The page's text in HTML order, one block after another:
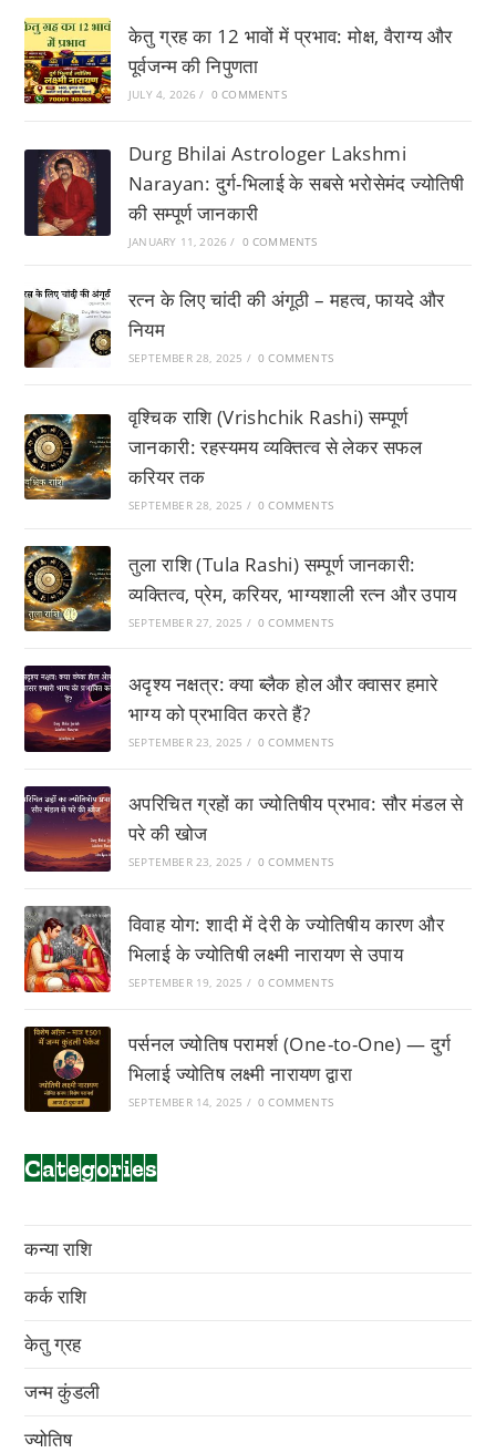
केतु ग्रह का 12 भावों में प्रभाव: मोक्ष, वैराग्य और
पूर्वजन्म की निपुणता
JULY 4, 2026 / 0 COMMENTS
Durg Bhilai Astrologer Lakshmi
Narayan: दुर्ग-भिलाई के सबसे भरोसेमंद ज्योतिषी
की सम्पूर्ण जानकारी
JANUARY 11, 2026 / 0 COMMENTS
रत्न के लिए चांदी की अंगूठी – महत्व, फायदे और
नियम
SEPTEMBER 28, 2025 / 0 COMMENTS
वृश्चिक राशि (Vrishchik Rashi) सम्पूर्ण
जानकारी: रहस्यमय व्यक्तित्व से लेकर सफल
करियर तक
SEPTEMBER 28, 2025 / 0 COMMENTS
तुला राशि (Tula Rashi) सम्पूर्ण जानकारी:
व्यक्तित्व, प्रेम, करियर, भाग्यशाली रत्न और उपाय
SEPTEMBER 27, 2025 / 0 COMMENTS
अदृश्य नक्षत्र: क्या ब्लैक होल और क्वासर हमारे
भाग्य को प्रभावित करते हैं?
SEPTEMBER 23, 2025 / 0 COMMENTS
अपरिचित ग्रहों का ज्योतिषीय प्रभाव: सौर मंडल से
परे की खोज
SEPTEMBER 23, 2025 / 0 COMMENTS
विवाह योग: शादी में देरी के ज्योतिषीय कारण और
भिलाई के ज्योतिषी लक्ष्मी नारायण से उपाय
SEPTEMBER 19, 2025 / 0 COMMENTS
पर्सनल ज्योतिष परामर्श (One-to-One) — दुर्ग
भिलाई ज्योतिष लक्ष्मी नारायण द्वारा
SEPTEMBER 14, 2025 / 0 COMMENTS
Categories
कन्या राशि
कर्क राशि
केतु ग्रह
जन्म कुंडली
ज्योतिष